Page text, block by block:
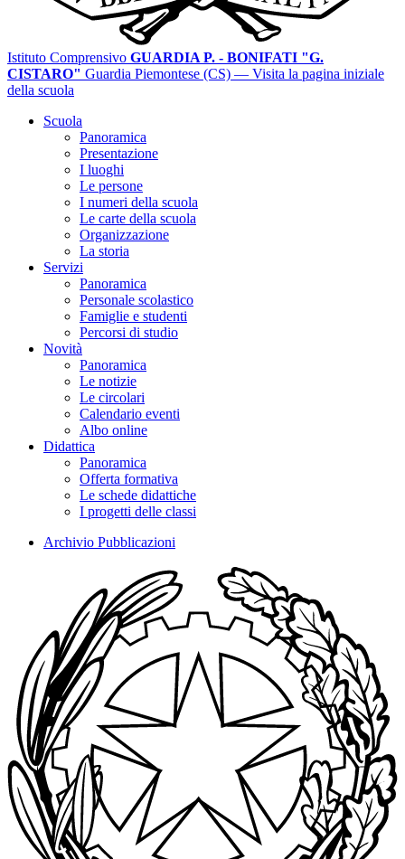
Istituto Comprensivo GUARDIA P. - BONIFATI "G.
CISTARO" Guardia Piemontese (CS) — Visita la pagina iniziale
della scuola
Scuola
Panoramica
Presentazione
I luoghi
Le persone
I numeri della scuola
Le carte della scuola
Organizzazione
La storia
Servizi
Panoramica
Personale scolastico
Famiglie e studenti
Percorsi di studio
Novità
Panoramica
Le notizie
Le circolari
Calendario eventi
Albo online
Didattica
Panoramica
Offerta formativa
Le schede didattiche
I progetti delle classi
Archivio Pubblicazioni